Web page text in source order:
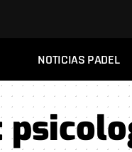
NOTICIAS PADEL